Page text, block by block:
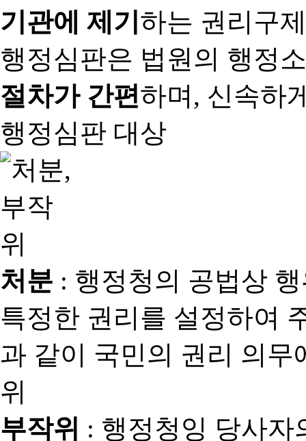
기관에 제기하는 권리구
행정심판은 법원의 행정
절차가 간편하며, 신속하
행정심판 대상
처분 : 행정청의 공법상
특정한 권리를 설정하여
과 같이 국민의 권리 의
위
부작위 : 행정청잉 당사자